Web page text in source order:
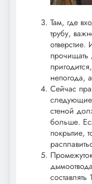
Там, где
трубу,
прочищать
непогода,
Сейчас
стеной
больше.
покрытие,